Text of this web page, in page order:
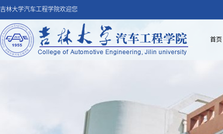
吉林大学汽车工程学院欢迎您
首页